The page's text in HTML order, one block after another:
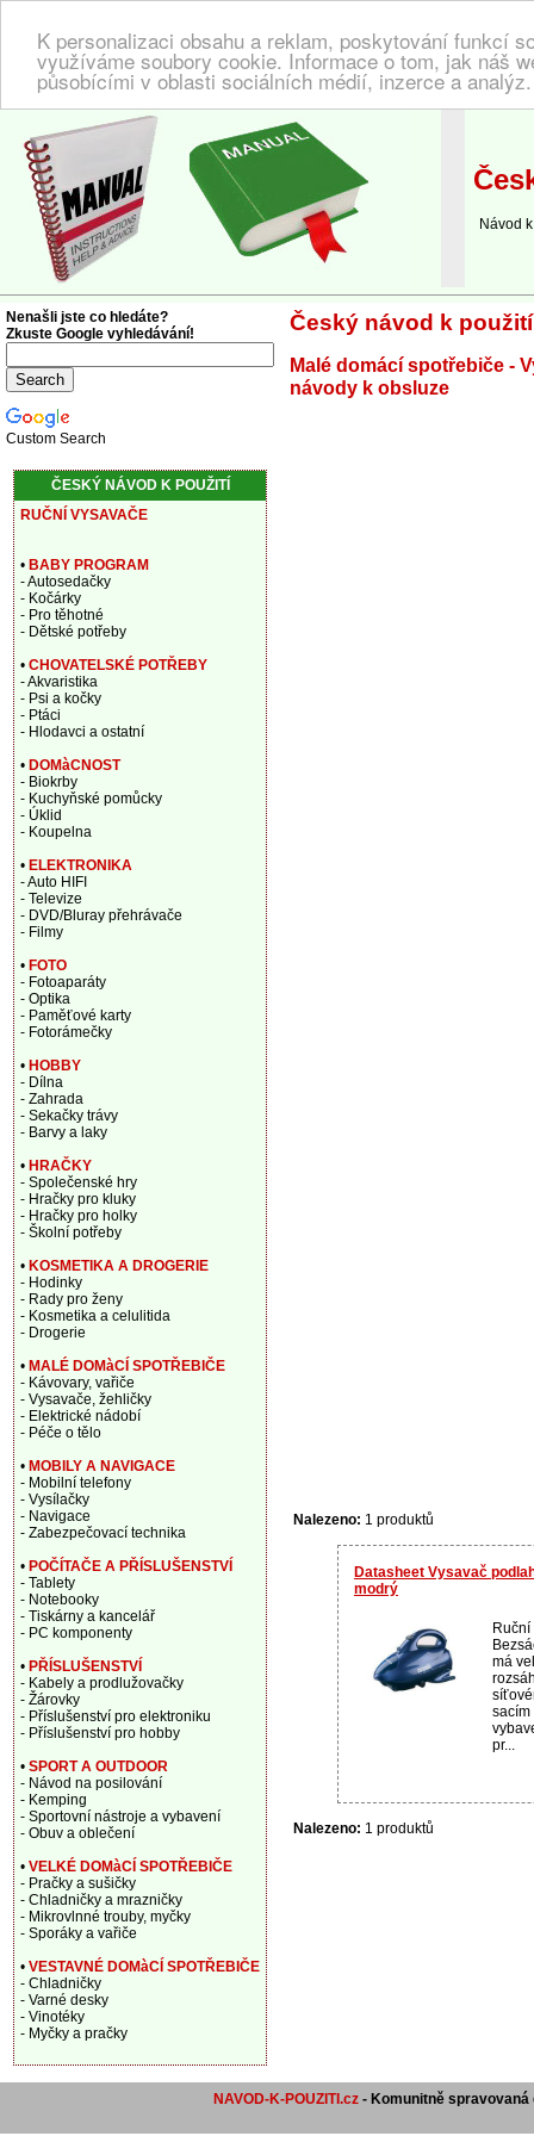
K personalizaci obsahu a reklam, poskytování funkcí
využíváme soubory cookie. Informace o tom, jak náš
působícími v oblasti sociálních médií, inzerce a
NÁVOD K POUŽITÍ| Zde najdete český návod!
Návod k
Český návod k
Malé domácí spotřebiče -
návody k obsluze
Nalezeno: 1 produktů
Datasheet Vysavač
modrý
má
sacím
pr...
Nalezeno: 1 produktů
Nenašli jste co hledáte?
Zkuste Google vyhledávání!
Custom Search
ČESKÝ NÁVOD K POUŽITÍ
RUČNÍ VYSAVAČE
• BABY PROGRAM
- Autosedačky
- Kočárky
- Pro těhotné
- Dětské potřeby
• CHOVATELSKÉ POTŘEBY
- Akvaristika
- Psi a kočky
- Ptáci
- Hlodavci a ostatní
• DOMàCNOST
- Biokrby
- Kuchyňské pomůcky
- Úklid
- Koupelna
• ELEKTRONIKA
- Auto HIFI
- Televize
- DVD/Bluray přehrávače
- Filmy
• FOTO
- Fotoaparáty
- Optika
- Paměťové karty
- Fotorámečky
• HOBBY
- Dílna
- Zahrada
- Sekačky trávy
- Barvy a laky
• HRAČKY
- Společenské hry
- Hračky pro kluky
- Hračky pro holky
- Školní potřeby
• KOSMETIKA A DROGERIE
- Hodinky
- Rady pro ženy
- Kosmetika a celulitida
- Drogerie
• MALÉ DOMàCÍ SPOTŘEBIČE
- Kávovary, vařiče
- Vysavače, žehličky
- Elektrické nádobí
- Péče o tělo
• MOBILY A NAVIGACE
- Mobilní telefony
- Vysílačky
- Navigace
- Zabezpečovací technika
• POČÍTAČE A PŘÍSLUŠENSTVÍ
- Tablety
- Notebooky
- Tiskárny a kancelář
- PC komponenty
• PŘÍSLUŠENSTVÍ
- Kabely a prodlužovačky
- Žárovky
- Příslušenství pro elektroniku
- Příslušenství pro hobby
• SPORT A OUTDOOR
- Návod na posilování
- Kemping
- Sportovní nástroje a vybavení
- Obuv a oblečení
• VELKÉ DOMàCÍ SPOTŘEBIČE
- Pračky a sušičky
- Chladničky a mrazničky
- Mikrovlnné trouby, myčky
- Sporáky a vařiče
• VESTAVNÉ DOMàCÍ SPOTŘEBIČE
- Chladničky
- Varné desky
- Vinotéky
- Myčky a pračky
NAVOD-K-POUZITI.cz - Komunitně